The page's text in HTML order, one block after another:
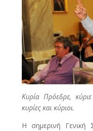
Κυρία Πρόεδρε, κύριε
κυρίες και κύριοι.
Η σημερινή Γενική